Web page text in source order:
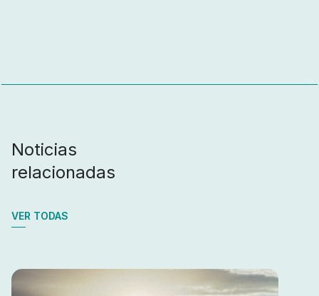
Noticias
relacionadas
VER TODAS